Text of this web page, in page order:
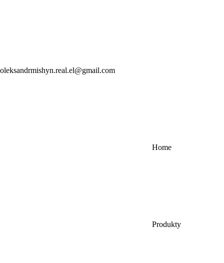
oleksandrmishyn.real.el@gmail.com
Home
Produkty